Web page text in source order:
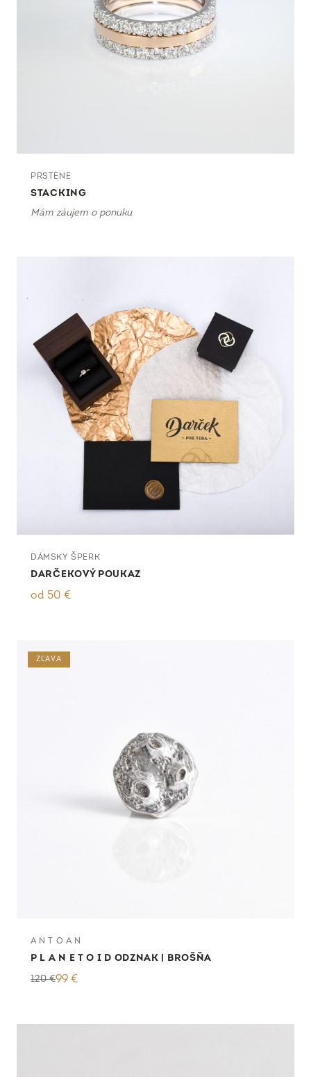
PRSTENE
STACKING
Mám záujem o ponuku
DÁMSKY ŠPERK
DARČEKOVÝ POUKAZ
od 50 €
ZĽAVA
A N T O A N
P L A N E T O I D ODZNAK | BROŠŇA
120€99 €